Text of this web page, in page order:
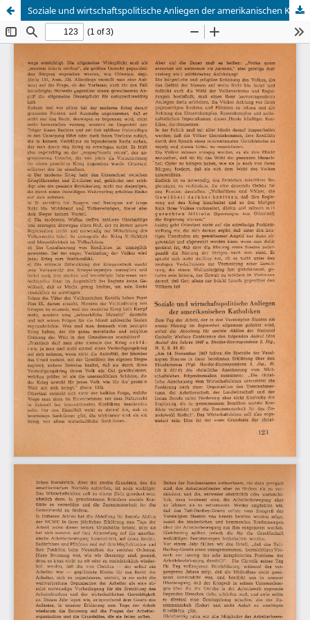
Soziale und wirtschaftspolitische Anliegen der amerikanischen Katholiken